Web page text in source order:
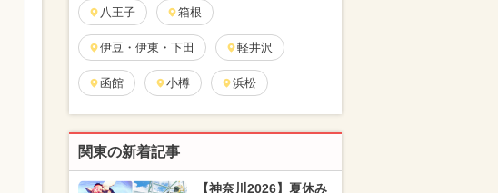
八王子 箱根
伊豆・伊東・下田 軽井沢
函館 小樽 浜松
関東の新着記事
【神奈川2026】夏休み